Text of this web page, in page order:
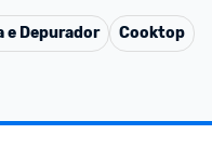
e Depurador Cooktop